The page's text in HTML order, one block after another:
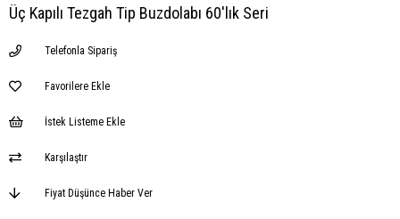
Üç Kapılı Tezgah Tip Buzdolabı 60'lık Seri
Telefonla Sipariş
Favorilere Ekle
İstek Listeme Ekle
Karşılaştır
Fiyat Düşünce Haber Ver